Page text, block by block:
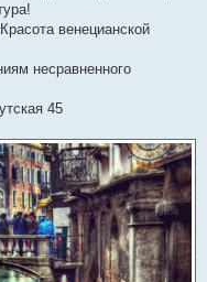
венецианской
несравненного
45